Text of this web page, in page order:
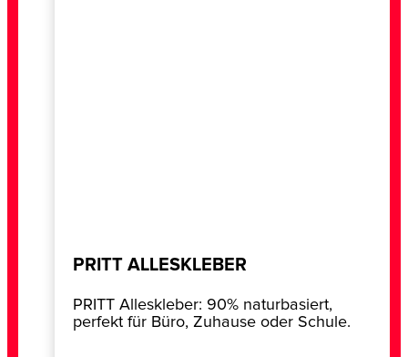
PRITT ALLESKLEBER
PRITT Alleskleber: 90% naturbasiert,
perfekt für Büro, Zuhause oder Schule.